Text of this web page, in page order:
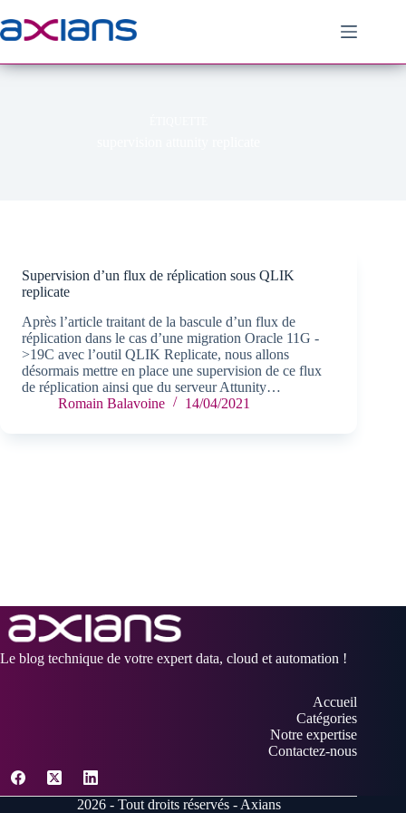
au
contenu
Supervision d’un flux de réplication sous QLIK
replicate
Après l’article traitant de la bascule d’un flux de
réplication dans le cas d’une migration Oracle 11G -
>19C avec l’outil QLIK Replicate, nous allons
désormais mettre en place une supervision de ce flux
de réplication ainsi que du serveur Attunity…
Romain Balavoine
14/04/2021
Le blog technique de votre expert data, cloud et automation !
Accueil
Catégories
Notre expertise
Contactez-nous
2026 - Tout droits réservés - Axians